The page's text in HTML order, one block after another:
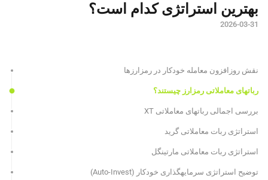
بهترین استراتژی کدام است؟
2026-03-31
نقش روزافزون معامله خودکار در رمزارزها
رباتهای معاملاتی رمزارز چیستند؟
بررسی اجمالی رباتهای معاملاتی XT
استراتژی ربات معاملاتی گرید
استراتژی ربات معاملاتی مارتینگل
توضیح استراتژی سرمایهگذاری خودکار (Auto-Invest)